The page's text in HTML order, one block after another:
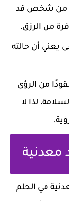
من شخص قد
من الرزق.
يعني أن حالته
من الرؤى
لذا لا
معدنية
في الحلم